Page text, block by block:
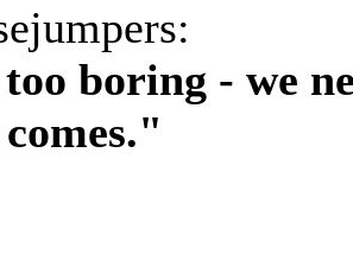
boring - we